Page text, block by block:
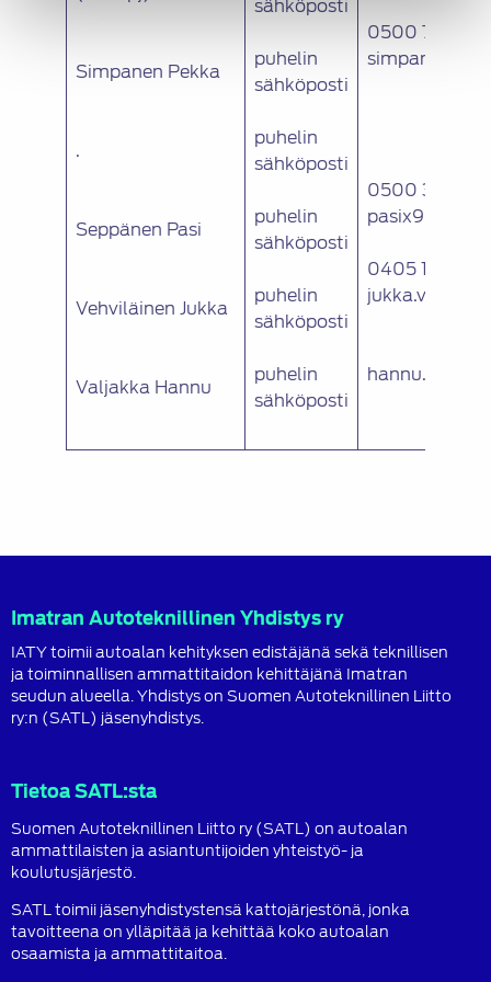
Simpanen Pekka
.
Seppänen Pasi
Vehviläinen Jukka
Valjakka Hannu
sähköposti
puhelin
sähköposti
puhelin
sähköposti
puhelin
sähköposti
puhelin
sähköposti
puhelin
sähköposti
0500 778 258
0500 322 211
0405 125 977
Imatran Autoteknillinen Yhdistys ry
IATY toimii autoalan kehityksen edistäjänä sekä teknillisen
ja toiminnallisen ammattitaidon kehittäjänä Imatran
seudun alueella. Yhdistys on Suomen Autoteknillinen Liitto
ry:n (SATL) jäsenyhdistys.
Tietoa SATL:sta
Suomen Autoteknillinen Liitto ry (SATL) on autoalan
ammattilaisten ja asiantuntijoiden yhteistyö- ja
koulutusjärjestö.
SATL toimii jäsenyhdistystensä kattojärjestönä, jonka
tavoitteena on ylläpitää ja kehittää koko autoalan
osaamista ja ammattitaitoa.